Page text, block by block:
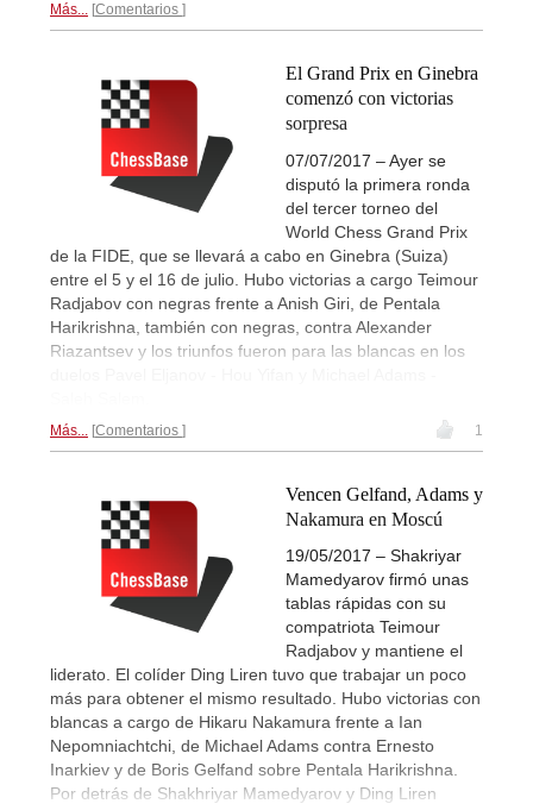
Más... Comentarios
El Grand Prix en Ginebra
comenzó con victorias
sorpresa
07/07/2017 – Ayer se
disputó la primera ronda
del tercer torneo del
World Chess Grand Prix
de la FIDE, que se llevará a cabo en Ginebra (Suiza)
entre el 5 y el 16 de julio. Hubo victorias a cargo Teimour
Radjabov con negras frente a Anish Giri, de Pentala
Harikrishna, también con negras, contra Alexander
Riazantsev y los triunfos fueron para las blancas en los
Más... Comentarios 1
Vencen Gelfand, Adams y
Nakamura en Moscú
19/05/2017 – Shakriyar
Mamedyarov firmó unas
tablas rápidas con su
compatriota Teimour
Radjabov y mantiene el
liderato. El colíder Ding Liren tuvo que trabajar un poco
más para obtener el mismo resultado. Hubo victorias con
blancas a cargo de Hikaru Nakamura frente a Ian
Nepomniachtchi, de Michael Adams contra Ernesto
Inarkiev y de Boris Gelfand sobre Pentala Harikrishna.
Por detrás de Shakhriyar Mamedyarov y Ding Liren